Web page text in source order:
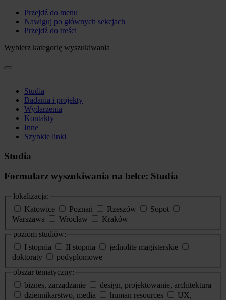
Przejdź do menu
Nawiguj po głównych sekcjach
Przejdź do treści
Wybierz kategorię wyszukiwania
Studia
Badania i projekty
Wydarzenia
Kontakty
Inne
Szybkie linki
Studia
Formularz wyszukiwania na belce: Studia
lokalizacja:
Katowice
Poznań Rzeszów
Sopot
Warszawa
Wrocław
Kraków
poziom studiów:
I stopnia
II stopnia
jednolite magisterskie
doktoraty
podyplomowe
obszar tematyczny:
biznes, zarządzanie
design, projektowanie, architektura
dziennikarstwo, media
human resources
UX,